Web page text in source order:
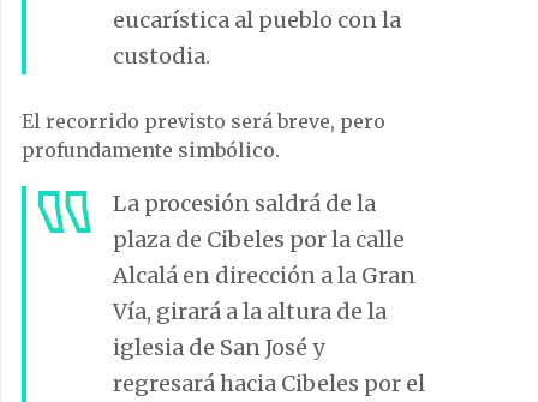
eucarística al pueblo con la
custodia.
El recorrido previsto será breve, pero
profundamente simbólico.
La procesión saldrá de la
plaza de Cibeles por la calle
Alcalá en dirección a la Gran
Vía, girará a la altura de la
iglesia de San José y
regresará hacia Cibeles por el